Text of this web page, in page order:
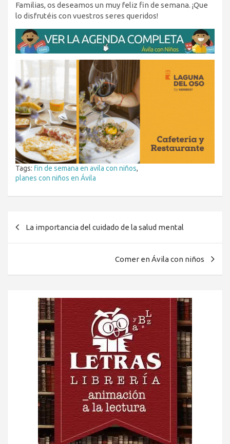
Familias, os deseamos un muy feliz fin de semana. ¡Que
lo disfrutéis con vuestros seres queridos!
Tags: fin de semana en avila con niños,
planes con niños en Ávila
La importancia del cuidado de la salud mental
Comer en Ávila con niños